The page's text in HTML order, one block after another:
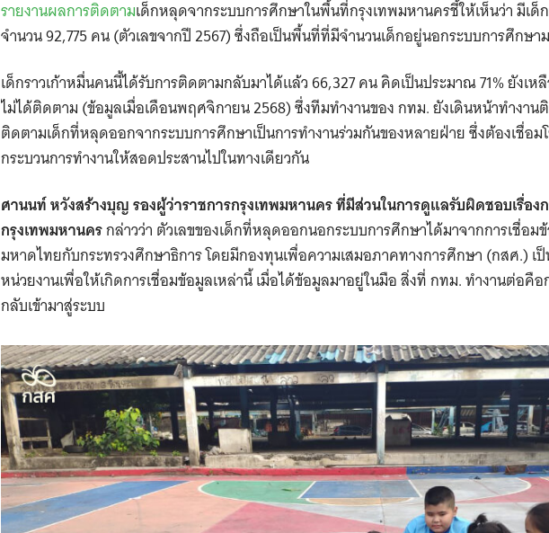
รายงานผลการติดตามเด็กหลุดจากระบบการศึกษาในพื้นที่กรุงเทพมหานครชี้ให้เห็นว่า มีเ
จำนวน 92,775 คน (ตัวเลขจากปี 2567) ซึ่งถือเป็นพื้นที่ที่มีจำนวนเด็กอยู่นอกระบบการศึกษา
เด็กราวเก้าหมื่นคนนี้ได้รับการติดตามกลับมาได้แล้ว 66,327 คน คิดเป็นประมาณ 71% ยังเ
ไม่ได้ติดตาม (ข้อมูลเมื่อเดือนพฤศจิกายน 2568) ซึ่งทีมทำงานของ กทม. ยังเดินหน้าทำงาน
ติดตามเด็กที่หลุดออกจากระบบการศึกษาเป็นการทำงานร่วมกันของหลายฝ่าย ซึ่งต้องเชื่อม
กระบวนการทำงานให้สอดประสานไปในทางเดียวกัน
ศานนท์ หวังสร้างบุญ รองผู้ว่าราชการกรุงเทพมหานคร ที่มีส่วนในการดูแลรับผิดชอบเรื่อง
กรุงเทพมหานครกล่าวว่า ตัวเลขของเด็กที่หลุดออกนอกระบบการศึกษาได้มาจากการเชื่อม
มหาดไทยกับกระทรวงศึกษาธิการ โดยมีกองทุนเพื่อความเสมอภาคทางการศึกษา (กสศ.) เ
หน่วยงานเพื่อให้เกิดการเชื่อมข้อมูลเหล่านี้ เมื่อได้ข้อมูลมาอยู่ในมือ สิ่งที่ กทม. ทำงานต่อคื
กลับเข้ามาสู่ระบบ